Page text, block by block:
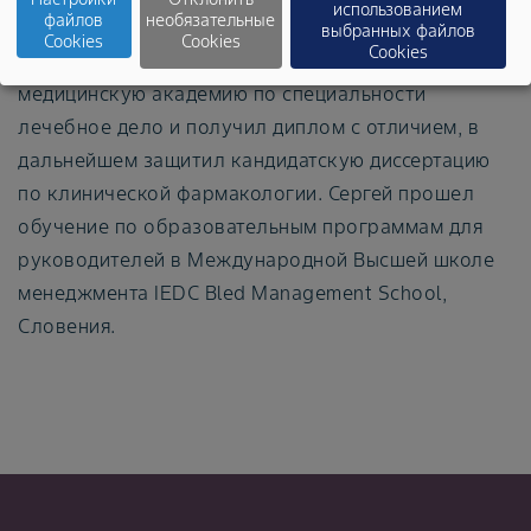
бизнеса в соответствии с этическими нормами.
Сергей окончил Ставропольскую государственную
медицинскую академию по специальности
лечебное дело и получил диплом с отличием, в
дальнейшем защитил кандидатскую диссертацию
по клинической фармакологии. Сергей прошел
обучение по образовательным программам для
руководителей в Международной Высшей школе
менеджмента IEDC Bled Management School,
Словения.
файлов
Cookies
необязательные
Cookies
использованием
выбранных файлов
Cookies